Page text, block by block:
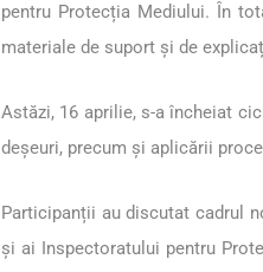
pentru Protecția Mediului. În
materiale de suport și de
Astăzi, 16 aprilie, s-a încheiat
deșeuri, precum și aplicării
Participanții au discutat cadrul
și ai Inspectoratului pentru